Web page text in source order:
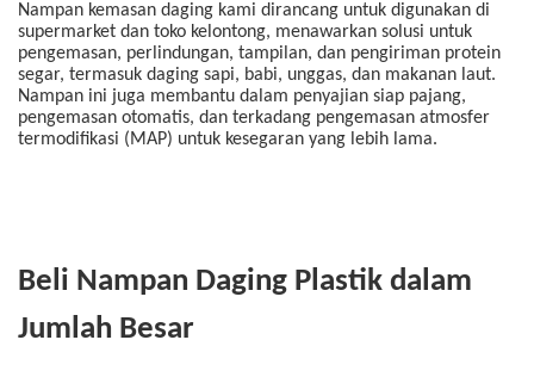
Nampan kemasan daging kami dirancang untuk digunakan di
supermarket dan toko kelontong, menawarkan solusi untuk
pengemasan, perlindungan, tampilan, dan pengiriman protein
segar, termasuk daging sapi, babi, unggas, dan makanan laut.
Nampan ini juga membantu dalam penyajian siap pajang,
pengemasan otomatis, dan terkadang pengemasan atmosfer
termodifikasi (MAP) untuk kesegaran yang lebih lama.
Beli Nampan Daging Plastik dalam
Jumlah Besar